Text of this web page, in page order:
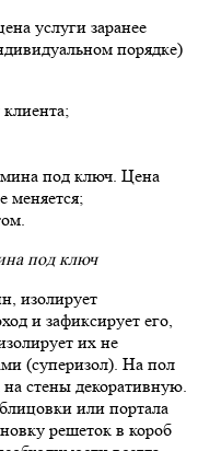
услуги заранее
порядке)
под ключ. Цена
меняется;
под ключ
изолирует
и зафиксирует его,
их не
(суперизол). На пол
стены декоративную.
или портала
решеток в короб